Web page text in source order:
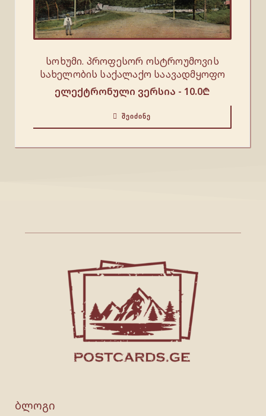
სოხუმი. პროფესორ ოსტროუმოვის
სახელობის საქალაქო საავადმყოფო
ელექტრონული ვერსია - 10.0₾
ᲨᲔᲘᲫᲘᲜᲔ
ბლოგი